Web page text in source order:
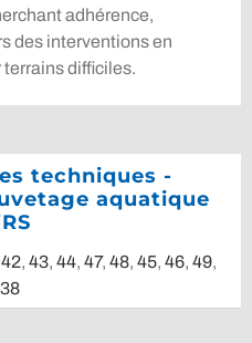
adhérence,
des interventions en
difficiles.
techniques -
aquatique
42, 43, 44, 47, 48, 45, 46, 49,
38